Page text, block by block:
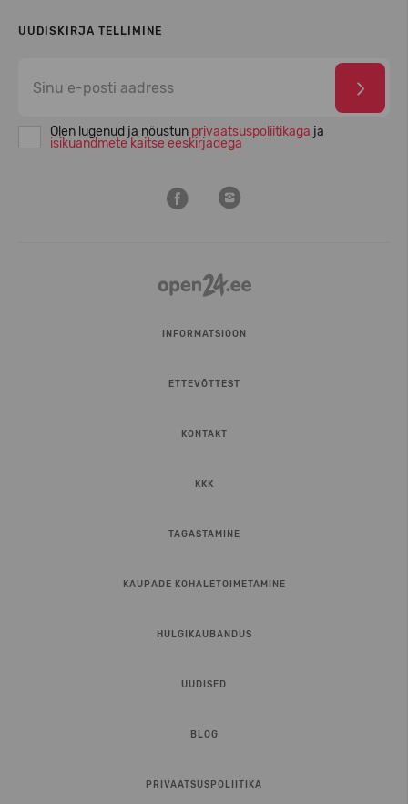
UUDISKIRJA TELLIMINE
Olen lugenud ja nõustun privaatsuspoliitikaga ja
isikuandmete kaitse eeskirjadega
INFORMATSIOON
ETTEVÕTTEST
KONTAKT
KKK
TAGASTAMINE
KAUPADE KOHALETOIMETAMINE
HULGIKAUBANDUS
UUDISED
BLOG
PRIVAATSUSPOLIITIKA